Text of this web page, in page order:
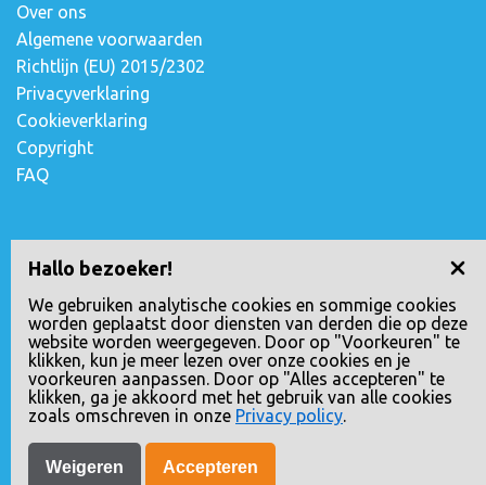
Hallo bezoeker!
We gebruiken analytische cookies en sommige cookies
worden geplaatst door diensten van derden die op deze
website worden weergegeven. Door op "Voorkeuren" te
klikken, kun je meer lezen over onze cookies en je
voorkeuren aanpassen. Door op "Alles accepteren" te
klikken, ga je akkoord met het gebruik van alle cookies
zoals omschreven in onze Privacy policy.
Weigeren Accepteren
Over ons
Algemene voorwaarden
Richtlijn (EU) 2015/2302
Privacyverklaring
Cookieverklaring
Copyright
FAQ
Contact opnemen
Escudostraat 2
2991 XV Barendrecht, Nederland
010-4971180
info@loopreizen.nl
KVK nr.: 24258592